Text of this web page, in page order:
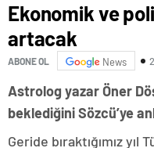
Ekonomik ve
artacak
ABONE OL News
Astrolog yazar Öner
beklediğini Sözcü’ye
Geride bıraktığımız